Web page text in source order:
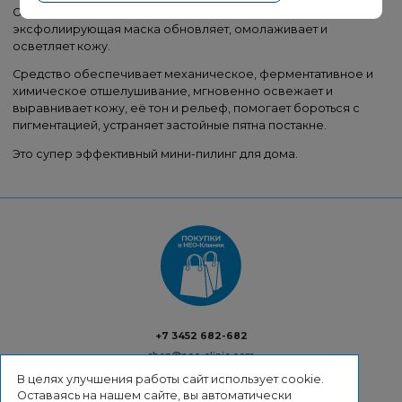
Обновляющая маска тройного действия. Микро-
эксфолиирующая маска обновляет, омолаживает и
осветляет кожу.
Средство обеспечивает механическое, ферментативное и
химическое отшелушивание, мгновенно освежает и
выравнивает кожу, её тон и рельеф, помогает бороться с
пигментацией, устраняет застойные пятна постакне.
Это супер эффективный мини-пилинг для дома.
+7 3452 682-682
shop@neo-clinic.com
В целях улучшения работы сайт использует cookie.
Оставаясь на нашем сайте, вы автоматически